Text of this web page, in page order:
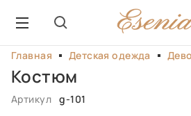
Главная Детская одежда
Костюм
Артикул g-101